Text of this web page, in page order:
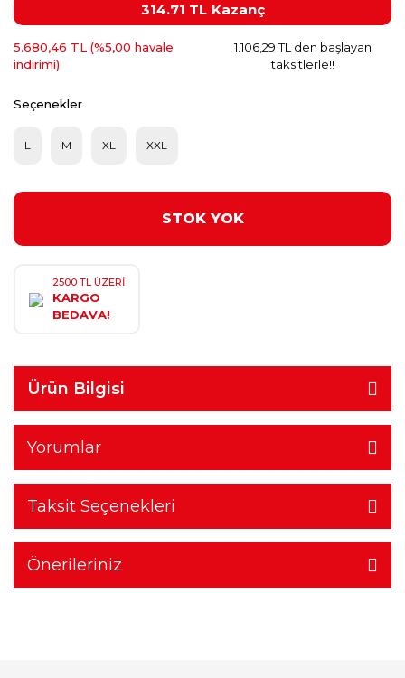
314.71 TL Kazanç
5.680,46 TL (%5,00 havale
indirimi)
1.106,29 TL den başlayan
taksitlerle!!
Seçenekler
L M XL XXL
STOK YOK
2500 TL ÜZERİ
KARGO
BEDAVA!
Ürün Bilgisi
Yorumlar
Taksit Seçenekleri
Önerileriniz